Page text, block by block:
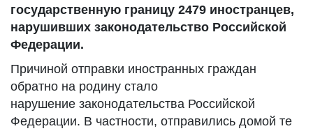
государственную границу 2479 иностранцев,
нарушивших законодательство Российской
Федерации.
Причиной отправки иностранных граждан
обратно на родину стало
нарушение законодательства Российской
Федерации. В частности, отправились домой те